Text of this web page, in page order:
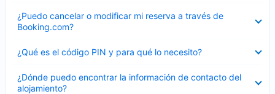
¿Puedo cancelar o modificar mi reserva a través de
Booking.com?
cerrado
¿Qué es el código PIN y para qué lo necesito?
cerrado
¿Dónde puedo encontrar la información de contacto del
alojamiento?
cerrado